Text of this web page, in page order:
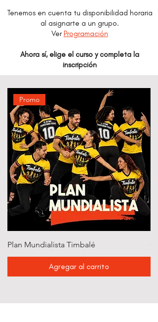
Tenemos en cuenta tu disponibilidad horaria
al asignarte a un grupo.
VerProgramación
Ahora sí, elige el curso y completa la
inscripción
Promo
Plan Mundialista Timbalé
Agregar al carrito